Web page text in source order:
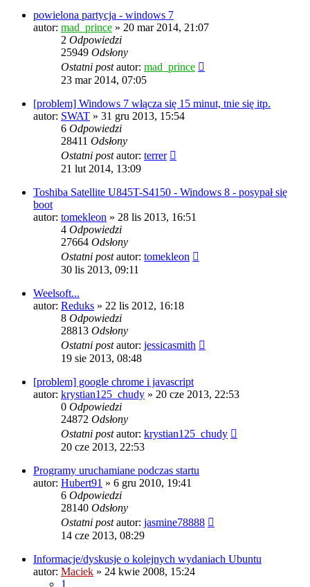
powielona partycja - windows 7
autor: mad_prince » 20 mar 2014, 21:07
2 Odpowiedzi
25949 Odsłony
Ostatni postautor: mad_prince
23 mar 2014, 07:05
[problem] Windows 7 włącza się 15 minut, tnie się itp.
autor: SWAT » 31 gru 2013, 15:54
6 Odpowiedzi
28411 Odsłony
Ostatni postautor: terrer
21 lut 2014, 13:09
Toshiba Satellite U845T-S4150 - Windows 8 - posypał się
boot
autor: tomekleon » 28 lis 2013, 16:51
4 Odpowiedzi
27664 Odsłony
Ostatni postautor: tomekleon
30 lis 2013, 09:11
Weelsoft...
autor: Reduks » 22 lis 2012, 16:18
8 Odpowiedzi
28813 Odsłony
Ostatni postautor: jessicasmith
19 sie 2013, 08:48
[problem] google chrome i javascript
autor: krystian125_chudy » 20 cze 2013, 22:53
0 Odpowiedzi
24872 Odsłony
Ostatni postautor: krystian125_chudy
20 cze 2013, 22:53
Programy uruchamiane podczas startu
autor: Hubert91 » 6 gru 2010, 19:41
6 Odpowiedzi
28140 Odsłony
Ostatni postautor: jasmine78888
14 cze 2013, 08:29
Informacje/dyskusje o kolejnych wydaniach Ubuntu
autor: Maciek » 24 kwie 2008, 15:24
1